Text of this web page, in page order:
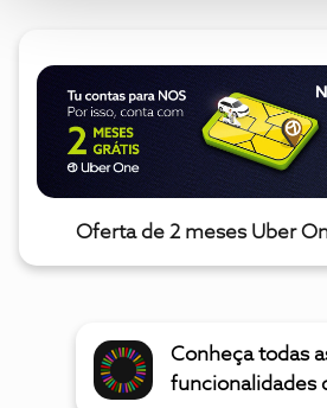
Oferta de 2 meses Uber
Conheça todas
funcionalidades